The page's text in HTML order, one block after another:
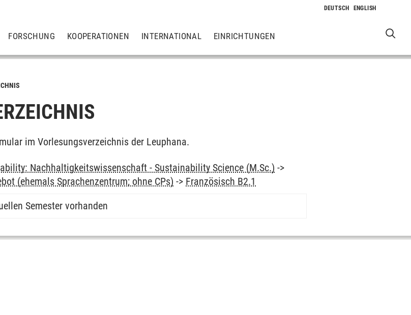
FORSCHUNG KOOPERATIONEN INTERNATIONAL EINRICHTUNGEN
im Vorlesungsverzeichnis der Leuphana.
Nachhaltigkeitswissenschaft - Sustainability Science (M.Sc.) ->
(ehemals Sprachenzentrum; ohne CPs) -> Französisch B2.1
Semester vorhanden